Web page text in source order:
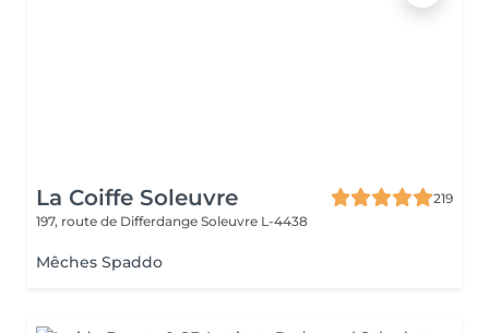
La Coiffe Soleuvre
219
197, route de Differdange Soleuvre L-4438
Mêches Spaddo